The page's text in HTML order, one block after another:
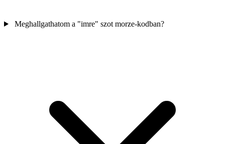
Meghallgathatom a "imre" szot morze-kodban?